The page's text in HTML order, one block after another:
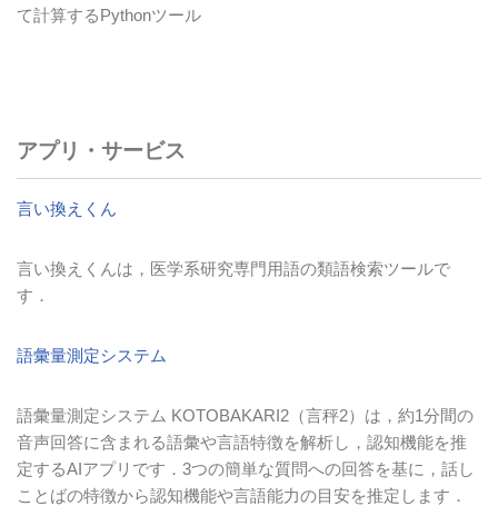
て計算するPythonツール
アプリ・サービス
言い換えくん
言い換えくんは，医学系研究専門用語の類語検索ツールで
す．
語彙量測定システム
語彙量測定システム KOTOBAKARI2 （言秤2）は，約1分間の
音声回答に含まれる語彙や言語特徴を解析し，認知機能を推
定するAIアプリです． 3つの簡単な質問への回答を基に，話し
ことばの特徴から認知機能や言語能力の目安を推定します．